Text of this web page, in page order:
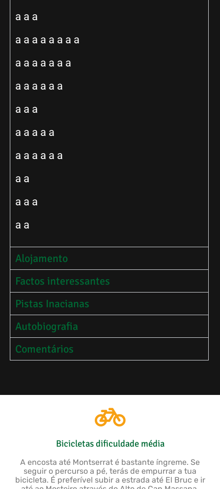
a a a
a a a a a a a a
a a a a a a a
a a a a a a
a a a
a a a a a
a a a a a a
a a
a a a
a a
Alojamento
Factos interessantes
Pistas Inacianas
Autobiografia
Comentários
Bicicletas dificuldade média
A encosta até Montserrat é bastante íngreme. Se
seguir o percurso a pé, terás de empurrar a tua
bicicleta. É preferível subir a estrada até El Bruc e ir